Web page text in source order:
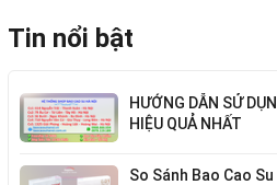
Tin nổi bật
HƯỚNG DẪN SỬ
HIỆU QUẢ NHẤT
So Sánh Bao Cao